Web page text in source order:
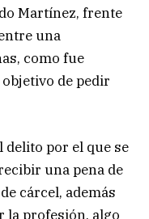
Martínez, frente
una
como fue
de pedir
delito por el que se
una pena de
cárcel, además
la profesión, algo